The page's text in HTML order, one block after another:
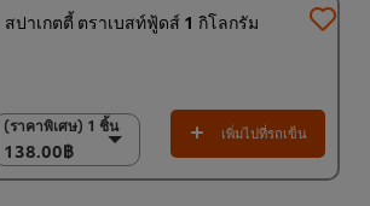
สปาเกตตี้ ตราเบสท์ฟู้ดส์ 1 กิโลกรัม
(ราคาพิเศษ) 1 ชิ้น
138.00฿
(ราคาพิเศษ) 1 ชิ้น
138.00฿
(ราคาพิเศษ) แพ็ค 5
เพิ่มไปที่รถเข็น